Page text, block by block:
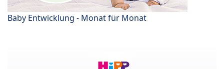
Baby Entwicklung - Monat für Monat